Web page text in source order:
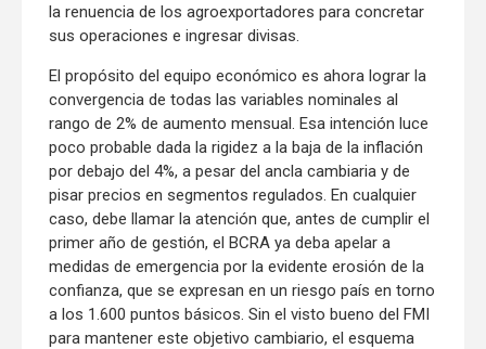
la renuencia de los agroexportadores para concretar
sus operaciones e ingresar divisas.
El propósito del equipo económico es ahora lograr la
convergencia de todas las variables nominales al
rango de 2% de aumento mensual. Esa intención luce
poco probable dada la rigidez a la baja de la inflación
por debajo del 4%, a pesar del ancla cambiaria y de
pisar precios en segmentos regulados. En cualquier
caso, debe llamar la atención que, antes de cumplir el
primer año de gestión, el BCRA ya deba apelar a
medidas de emergencia por la evidente erosión de la
confianza, que se expresan en un riesgo país en torno
a los 1.600 puntos básicos. Sin el visto bueno del FMI
para mantener este objetivo cambiario, el esquema